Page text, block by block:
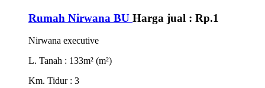
Rumah Nirwana BU Harga jual : Rp.1
Nirwana executive
L. Tanah : 133m² (m²)
Km. Tidur : 3